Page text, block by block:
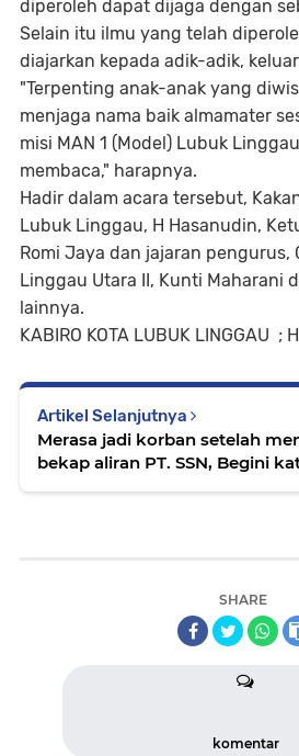
diperoleh dapat dijaga dengan
Selain itu ilmu yang telah
diajarkan kepada adik-adik,
"Terpenting anak-anak yang
menjaga nama baik almamater
misi MAN 1 (Model) Lubuk
membaca," harapnya.
Hadir dalam acara tersebut,
Lubuk Linggau, H Hasanudin,
Romi Jaya dan jajaran pengurus,
Linggau Utara II, Kunti Maharani
lainnya.
KABIRO KOTA LUBUK LINGGAU ;
Artikel Selanjutnya
Merasa jadi korban setelah
bekap aliran PT. SSN, Begini
SHARE
komentar